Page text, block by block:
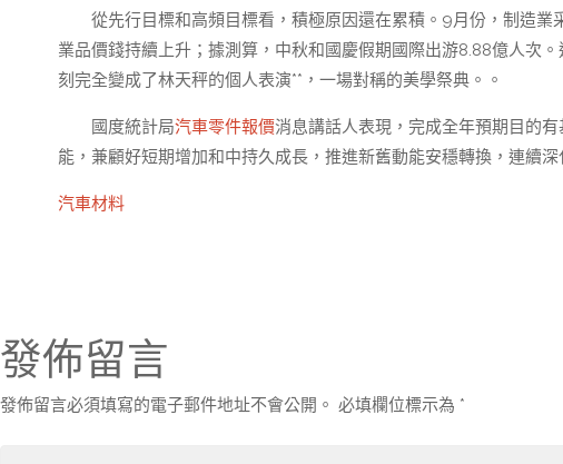
從先行目標和高頻目標看，積極原因還在累積。9月份，制造
業品價錢持續上升；據測算，中秋和國慶假期國際出游8.88億人次
刻完全變成了林天秤的個人表演**，一場對稱的美學祭典。。
國度統計局汽車零件報價消息講話人表現，完成全年預期目的
能，兼顧好短期增加和中持久成長，推進新舊動能安穩轉換，連續
汽車材料
發佈留言
發佈留言必須填寫的電子郵件地址不會公開。 必填欄位標示為 *